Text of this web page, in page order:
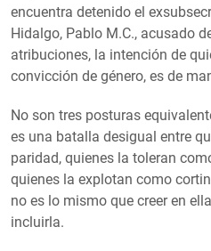
encuentra detenido el
Hidalgo, Pablo M.C., acusado
atribuciones, la intención de
convicción de género, es de
No son tres posturas
es una batalla desigual entre
paridad, quienes la toleran
quienes la explotan como
no es lo mismo que creer en
incluirla.